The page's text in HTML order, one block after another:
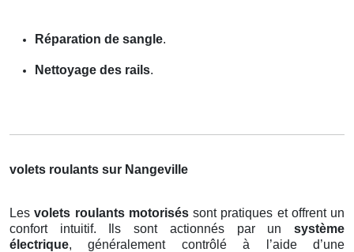
Réparation de sangle.
Nettoyage des rails.
volets roulants sur Nangeville
Lesvolets roulants motoriséssont pratiques et offrent un
confort intuitif. Ils sont actionnés par un système
électrique, généralement contrôlé à l’aide d’une